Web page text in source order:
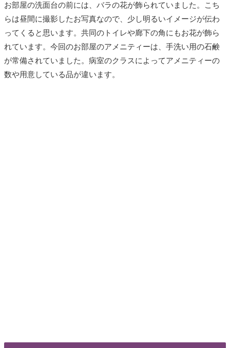
お部屋の洗面台の前には、バラの花が飾られていました。こち
らは昼間に撮影したお写真なので、少し明るいイメージが伝わ
ってくると思います。共同のトイレや廊下の角にもお花が飾ら
れています。今回のお部屋のアメニティーは、手洗い用の石鹸
が常備されていました。病室のクラスによってアメニティーの
数や用意している品が違います。